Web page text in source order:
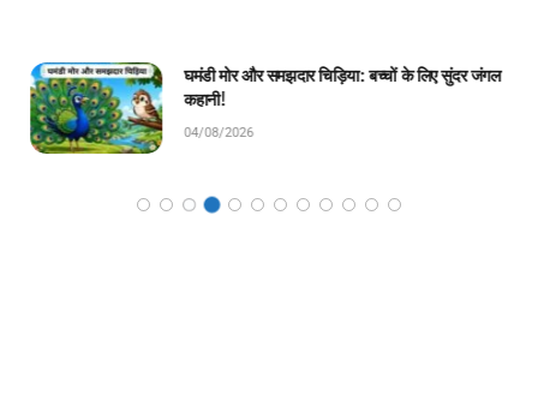
घमंडी मोर और समझदार चिड़िया: बच्चों के लिए सुंदर जंगल
कहानी!
04/08/2026